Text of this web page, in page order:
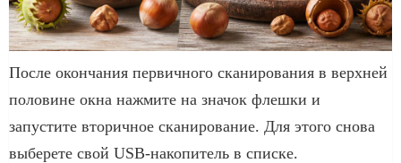
После окончания первичного сканирования в верхней
половине окна нажмите на значок флешки и
запустите вторичное сканирование. Для этого снова
выберете свой USB-накопитель в списке.